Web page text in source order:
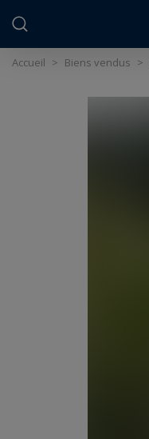
Accueil > Biens vendus >